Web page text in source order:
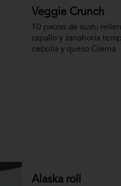
Veggie Crunch
10 piezas de sushi
zapallo y zanahoria
cebolla y queso Crema
Alaska roll